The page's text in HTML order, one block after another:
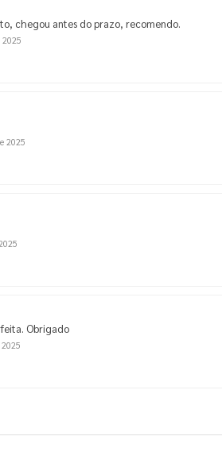
chegou antes do prazo, recomendo.
2025
2025
Obrigado